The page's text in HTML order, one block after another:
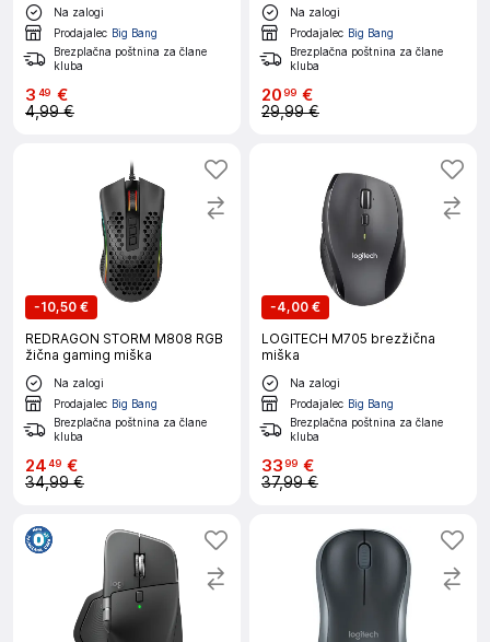
Na zalogi
Prodajalec Big Bang
Brezplačna poštnina za člane
kluba
3 49 €
4,99 €
Na zalogi
Prodajalec Big Bang
Brezplačna poštnina za člane
kluba
2099 €
29,99 €
-10,50 €
REDRAGON STORM M808 RGB
žična gaming miška
Na zalogi
Prodajalec Big Bang
Brezplačna poštnina za člane
kluba
2449 €
34,99 €
-4,00 €
LOGITECH M705 brezžična
miška
Na zalogi
Prodajalec Big Bang
Brezplačna poštnina za člane
kluba
3399 €
37,99 €